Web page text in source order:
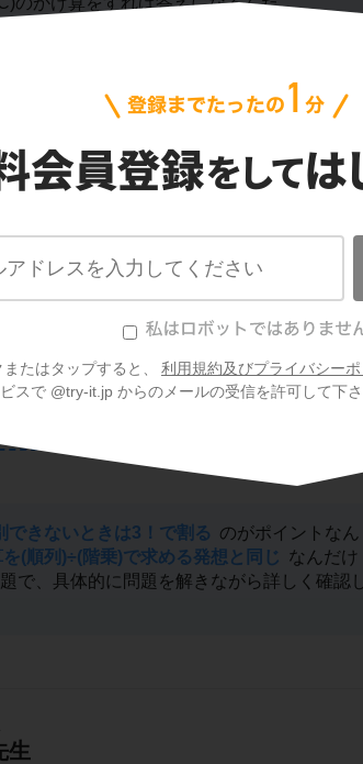
たはタップすると、 利用規約及びプライバシー
スで @try-it.jp からのメールの受信を許可して下
「A,B,Cと区別しない」んだね。(1)と
ようにも思えるけど、実はそれだと数えすぎ
ポイントを確認しよう。
できないときは3！で割る のがポイントなん
(順列)÷(階乗)で求める発想と同じ なんだけ
で、具体的に問題を解きながら詳しく確認
生